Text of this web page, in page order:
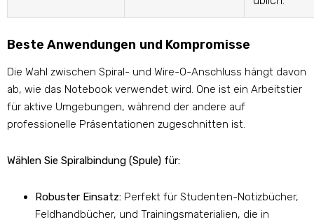
Beste Anwendungen und Kompromisse
Die Wahl zwischen Spiral- und Wire-O-Anschluss hängt davon
ab, wie das Notebook verwendet wird. One ist ein Arbeitstier
für aktive Umgebungen, während der andere auf
professionelle Präsentationen zugeschnitten ist.
Wählen Sie Spiralbindung (Spule) für:
Robuster Einsatz: Perfekt für Studenten-Notizbücher,
Feldhandbücher, und Trainingsmaterialien, die in